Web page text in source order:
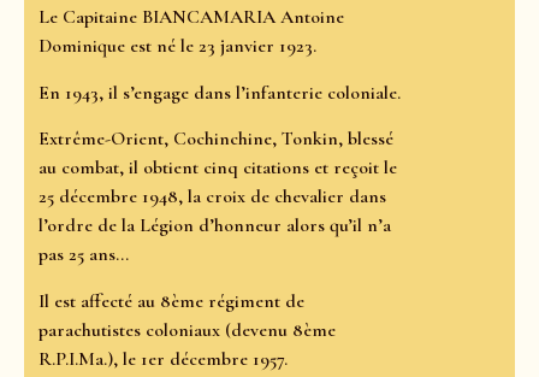
Le Capitaine BIANCAMARIA Antoine
Dominique est né le 23 janvier 1923.
En 1943, il s’engage dans l’infanterie coloniale.
Extrême-Orient, Cochinchine, Tonkin, blessé
au combat, il obtient cinq citations et reçoit le
25 décembre 1948, la croix de chevalier dans
l’ordre de la Légion d’honneur alors qu’il n’a
pas 25 ans...
Il est affecté au 8ème régiment de
parachutistes coloniaux (devenu 8ème
R.P.I.Ma.), le 1er décembre 1957.